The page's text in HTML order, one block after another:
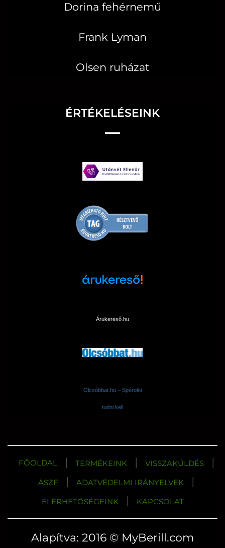
Dorina fehérnemű
Frank Lyman
Olsen ruházat
ÉRTÉKELÉSEINK
Árukereső.hu
Olcsóbbat.hu – Spórolni
tudni kell
FŐOLDAL | TERMÉKEINK | VISSZAKÜLDÉS |
ÁSZF | ADATVÉDELMI IRÁNYELVEK |
ELÉRHETŐSÉGEINK | KAPCSOLAT
Alapítva: 2016 © MyBerill.com